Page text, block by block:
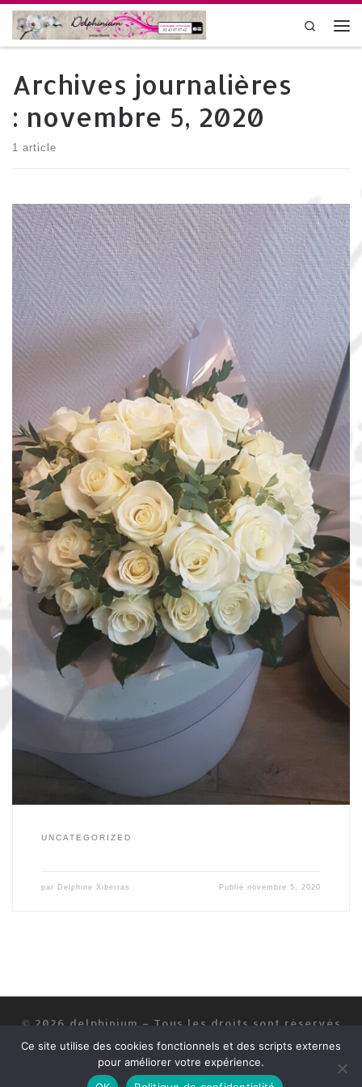
Skip to content
Search
Archives journalières
: novembre 5, 2020
1 article
UNCATEGORIZED
par Delphine Xiberras Publiénovembre 5, 2020
© 2026 delphinium – Tous les droits sont réservés
Mentions légales
Ce site utilise des cookies fonctionnels et des scripts externes
pour améliorer votre expérience.